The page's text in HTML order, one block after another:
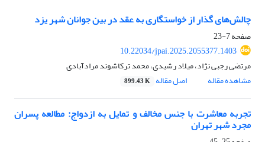
چالش‌های گذار از خواستگاری به عقد در بین جوانان شهر یزد
صفحه7-23
10.22034/jpai.2025.2055377.1403
مرتضی رجبی نژاد، میلاد رشیدی، محمد ترکاشوند مرادآبادی
مشاهده مقاله
اصل مقاله 899.43 K
تجربه معاشرت با جنس مخالف و تمایل به ازدواج: مطالعه‌ پسران
مجرد شهر تهران